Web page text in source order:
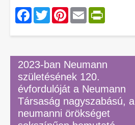
Facebook
Twitter
Pinterest
Email
2023-ban Neumann
születésének 120.
évfordulóját a Neumann
Társaság nagyszabású, a
neumanni örökséget